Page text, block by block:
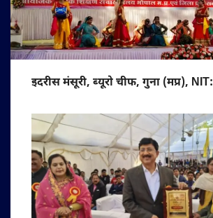
इदरीस मंसूरी, ब्यूरो चीफ, गुना (मप्र), NIT: